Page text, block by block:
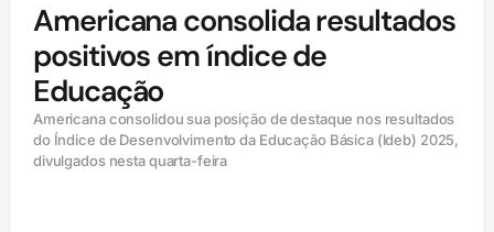
Americana consolida resultados
positivos em índice de
Educação
Americana consolidou sua posição de destaque nos resultados
do Índice de Desenvolvimento da Educação Básica (ldeb) 2025,
divulgados nesta quarta-feira